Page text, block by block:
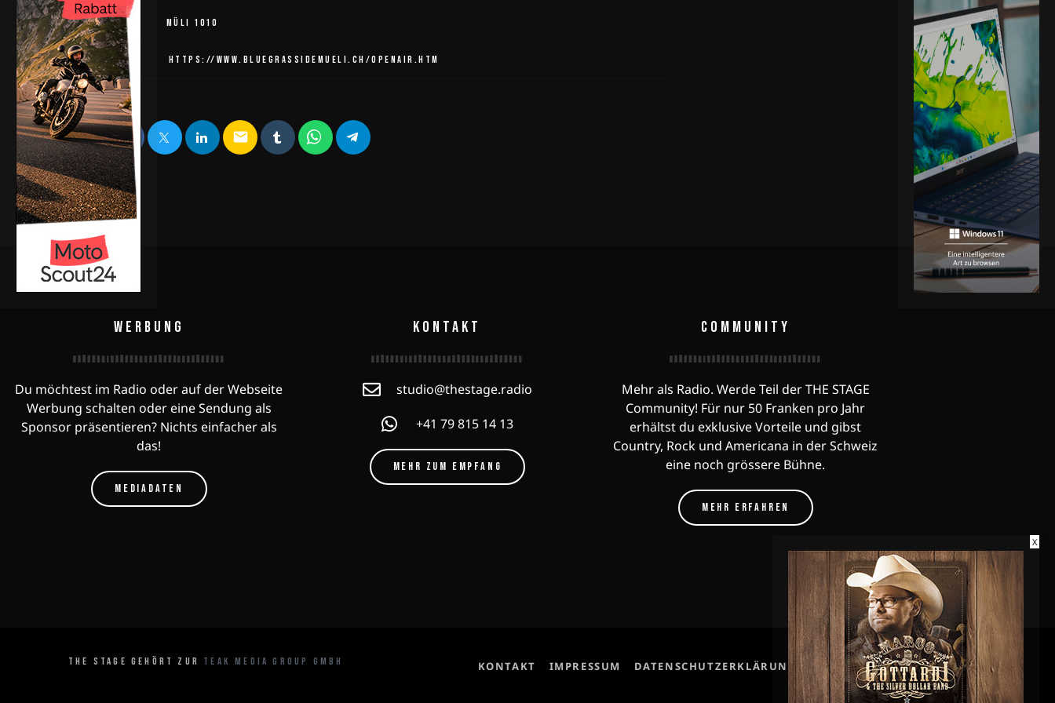
share
email
ADRESSE MÜLI 1010
LINK HTTPS://WWW.BLUEGRASSIDEMUELI.CH/OPENAIR.HTM
email
WERBUNG
Du möchtest im Radio oder auf der Webseite
Werbung schalten oder eine Sendung als
Sponsor präsentieren? Nichts einfacher als
das!
MEDIADATEN
KONTAKT
studio@thestage.radio
+41 79 815 14 13
MEHR ZUM EMPFANG
COMMUNITY
Mehr als Radio. Werde Teil der THE STAGE
Community! Für nur 50 Franken pro Jahr
erhältst du exklusive Vorteile und gibst
Country, Rock und Americana in der Schweiz
eine noch grössere Bühne.
MEHR ERFAHREN
THE STAGE GEHÖRT ZUR TEAK MEDIA GROUP GMBH KONTAKT IMPRESSUM DATENSCHUTZERKLÄRUNG
X